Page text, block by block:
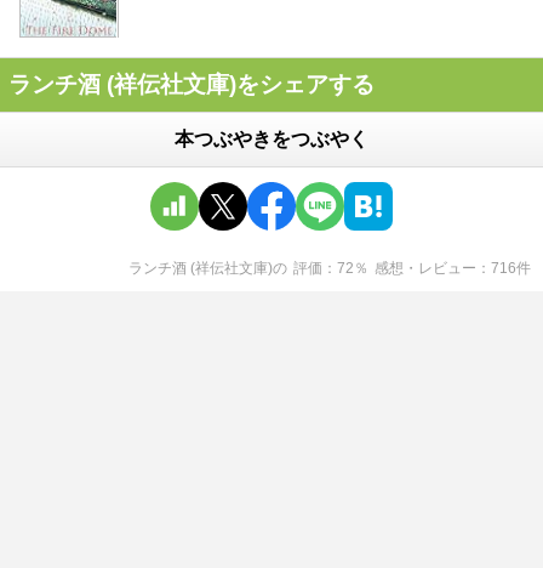
ランチ酒 (祥伝社文庫)をシェアする
本つぶやきをつぶやく
ランチ酒 (祥伝社文庫)の 評価 72 ％ 感想・レビュー 716件